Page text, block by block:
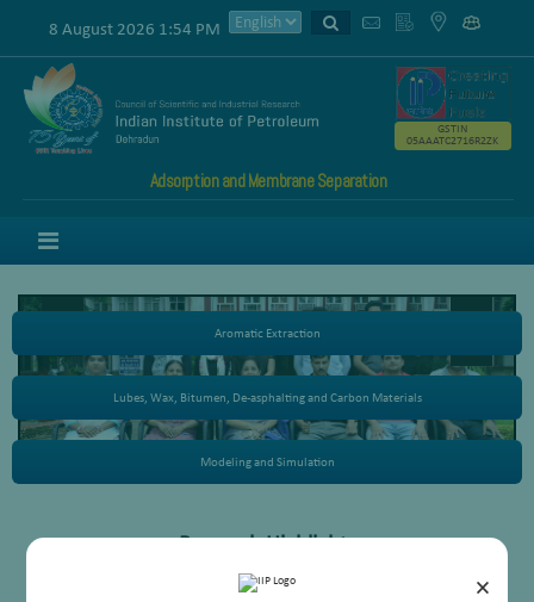
×
8 August 2026 1:54 PM
Adsorption and Membrane Separation
GSTIN
05AAATC2716R2ZK
Aromatic Extraction
Lubes, Wax, Bitumen, De-asphalting and Carbon Materials
Modeling and Simulation
Research Highlights